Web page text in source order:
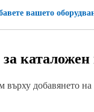
вашето
добавянето на